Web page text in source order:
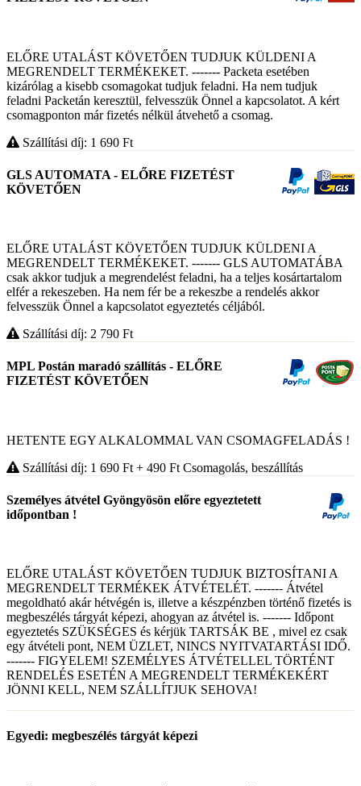
ELŐRE UTALÁST KÖVETŐEN TUDJUK KÜLDENI A
MEGRENDELT TERMÉKEKET. ------- Packeta esetében
kizárólag a kisebb csomagokat tudjuk feladni. Ha nem tudjuk
feladni Packetán keresztül, felvesszük Önnel a kapcsolatot. A kért
csomagponton már fizetés nélkül átvehető a csomag.
Szállítási díj: 1 690 Ft
GLS AUTOMATA - ELŐRE FIZETÉST
KÖVETŐEN
ELŐRE UTALÁST KÖVETŐEN TUDJUK KÜLDENI A
MEGRENDELT TERMÉKEKET. ------- GLS AUTOMATÁBA
csak akkor tudjuk a megrendelést feladni, ha a teljes kosártartalom
elfér a rekeszeben. Ha nem fér be a rekeszbe a rendelés akkor
felvesszük Önnel a kapcsolatot egyeztetés céljából.
Szállítási díj: 2 790 Ft
MPL Postán maradó szállítás - ELŐRE
FIZETÉST KÖVETŐEN
HETENTE EGY ALKALOMMAL VAN CSOMAGFELADÁS !
Szállítási díj: 1 690 Ft + 490 Ft Csomagolás, beszállítás
Személyes átvétel Gyöngyösön előre egyeztetett
időpontban !
ELŐRE UTALÁST KÖVETŐEN TUDJUK BIZTOSÍTANI A
MEGRENDELT TERMÉKEK ÁTVÉTELÉT. ------- Átvétel
megoldható akár hétvégén is, illetve a készpénzben történő fizetés is
megbeszélés tárgyát képezi, ahogyan az átvétel is. ------- Időpont
egyeztetés SZÜKSÉGES és kérjük TARTSÁK BE , mivel ez csak
egy átvételi pont, NEM ÜZLET, NINCS NYITVATARTÁSI IDŐ.
------- FIGYELEM! SZEMÉLYES ÁTVÉTELLEL TÖRTÉNT
RENDELÉS ESETÉN A MEGRENDELT TERMÉKEKÉRT
JÖNNI KELL, NEM SZÁLLÍTJUK SEHOVA!
Egyedi: megbeszélés tárgyát képezi